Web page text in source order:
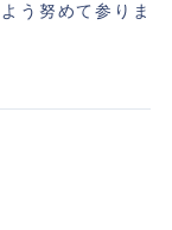
う努めて参りま